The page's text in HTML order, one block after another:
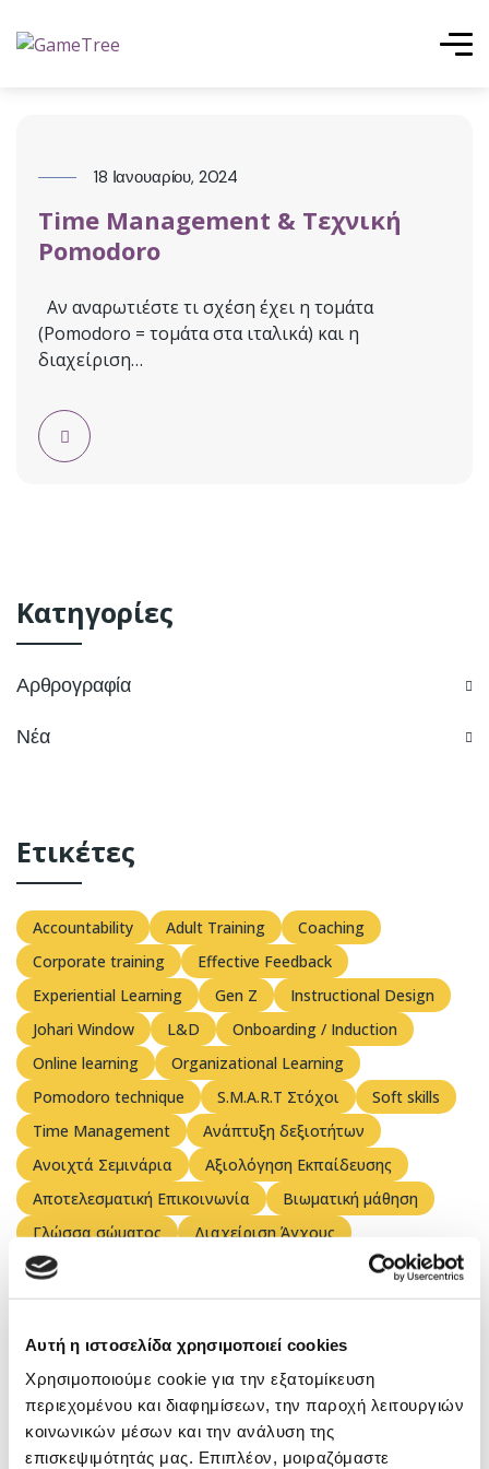
Αυτή η ιστοσελίδα χρησιμοποιεί cookies
Χρησιμοποιούμε cookie για την εξατομίκευση
περιεχομένου και διαφημίσεων, την παροχή λειτουργιών
κοινωνικών μέσων και την ανάλυση της
επισκεψιμότητάς μας. Επιπλέον, μοιραζόμαστε
18 Ιανουαρίου, 2024
Time Management & Τεχνική
Pomodoro
Αν αναρωτιέστε τι σχέση έχει η τομάτα
(Pomodoro = τομάτα στα ιταλικά) και η
διαχείριση…
Κατηγορίες
Αρθρογραφία
Νέα
Ετικέτες
Accountability Adult Training
Coaching
Corporate training
Effective Feedback
Experiential Learning
Gen Z
Instructional Design
Johari Window
L&D
Onboarding / Induction
Online learning
Organizational Learning
Pomodoro technique
S.M.A.R.T Στόχοι
Soft skills
Time Management
Ανάπτυξη δεξιοτήτων
Ανοιχτά Σεμινάρια
Αξιολόγηση Εκπαίδευσης
Αποτελεσματική Επικοινωνία
Βιωματική μάθηση
Γλώσσα σώματος
Διαχείριση Άγχους
Διαχείριση Αλλαγών
Διαχείριση Συγκρούσεων
Διαχείριση Χρόνου - Οργάνωση
Δυναμική συμπεριφορά (Assertiveness)
ΕΟΠΠΕΠ
Εκπαίδευση Εκπαιδευτών
Εκπαιδευτικό Παιχνίδι
Εμπιστοσύνη
Ενεργητική Ακρόαση
Ενσυναίσθηση